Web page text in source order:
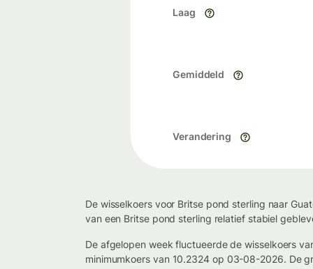
Laag
Gemiddeld
Verandering
De wisselkoers voor Britse pond sterling naar
van een Britse pond sterling relatief stabiel
De afgelopen week fluctueerde de wisselkoers
minimumkoers van 10.2324 op 03-08-2026. De